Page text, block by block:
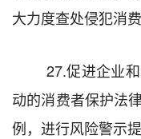
大力度查处侵犯消
27.促进企业
动的消费者保护法律
例， 进行风险警示提